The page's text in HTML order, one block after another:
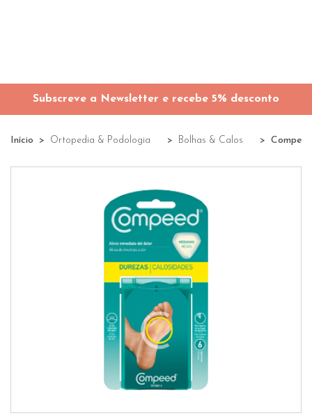
Subscreve a Newsletter e recebe 5% desconto
Início Ortopedia & Podologia Bolhas & Calos